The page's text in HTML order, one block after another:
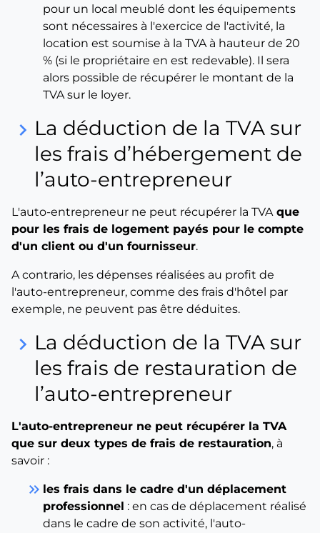
pour un local meublé dont les équipements
sont nécessaires à l'exercice de l'activité, la
location est soumise à la TVA à hauteur de 20
% (si le propriétaire en est redevable). Il sera
alors possible de récupérer le montant de la
TVA sur le loyer.
keyboard_arrow_right La déduction de la TVA sur
les frais d’hébergement de
l’auto-entrepreneur
L'auto-entrepreneur ne peut récupérer la TVAque
pour les frais de logement payés pour le compte
d'un client ou d'un fournisseur.
A contrario, les dépenses réalisées au profit de
l'auto-entrepreneur, comme des frais d'hôtel par
exemple, ne peuvent pas être déduites.
keyboard_arrow_right La déduction de la TVA sur
les frais de restauration de
l’auto-entrepreneur
L'auto-entrepreneur ne peut récupérer la TVA
que sur deux types de frais de restauration, à
savoir :
keyboard_double_arrow_right les frais dans le cadre d'un déplacement
professionnel : en cas de déplacement réalisé
dans le cadre de son activité, l'auto-